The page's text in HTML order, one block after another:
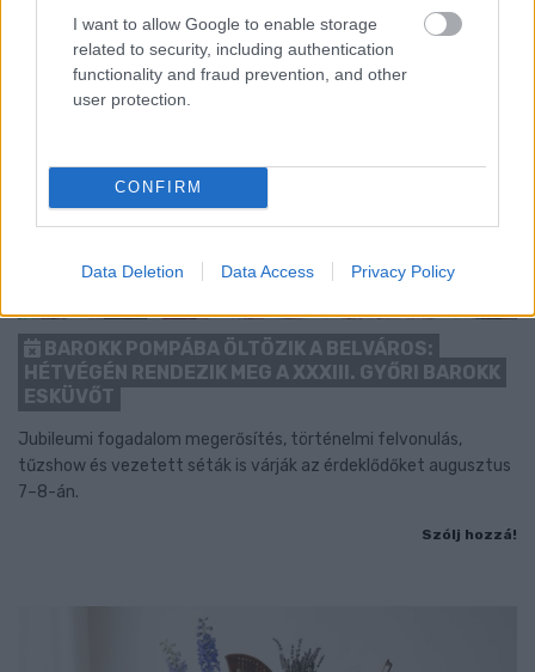
I want to allow Google to enable storage
related to security, including authentication
functionality and fraud prevention, and other
user protection.
CONFIRM
Data Deletion Data Access Privacy Policy
BAROKK POMPÁBA ÖLTÖZIK A BELVÁROS:
HÉTVÉGÉN RENDEZIK MEG A XXXIII. GYŐRI BAROKK
ESKÜVŐT
Jubileumi fogadalom megerősítés, történelmi felvonulás,
tűzshow és vezetett séták is várják az érdeklődőket augusztus
7–8-án.
Szólj hozzá!